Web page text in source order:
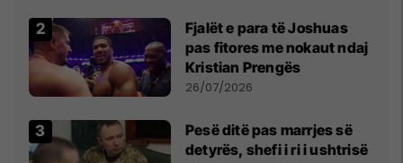
Fjalët e para të Joshuas
pas fitores me nokaut ndaj
Kristian Prengës
26/07/2026
Pesë ditë pas marrjes së
detyrës, shefi i ri i ushtrisë